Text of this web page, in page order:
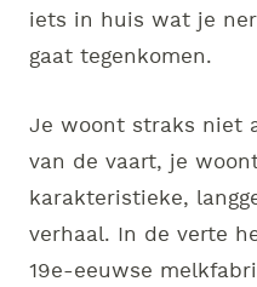
iets in huis wat je
gaat tegenkomen.
Je woont straks niet
van de vaart, je
karakteristieke,
verhaal. In de verte
19e-eeuwse